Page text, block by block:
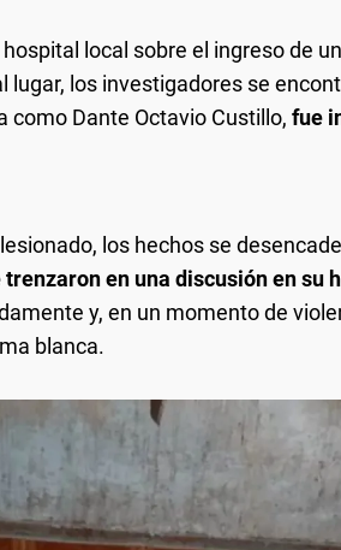
local sobre el ingreso de
lugar, los investigadores se
como Dante Octavio Custillo, fue
los hechos se
trenzaron en una discusión en su
y, en un momento de
blanca.